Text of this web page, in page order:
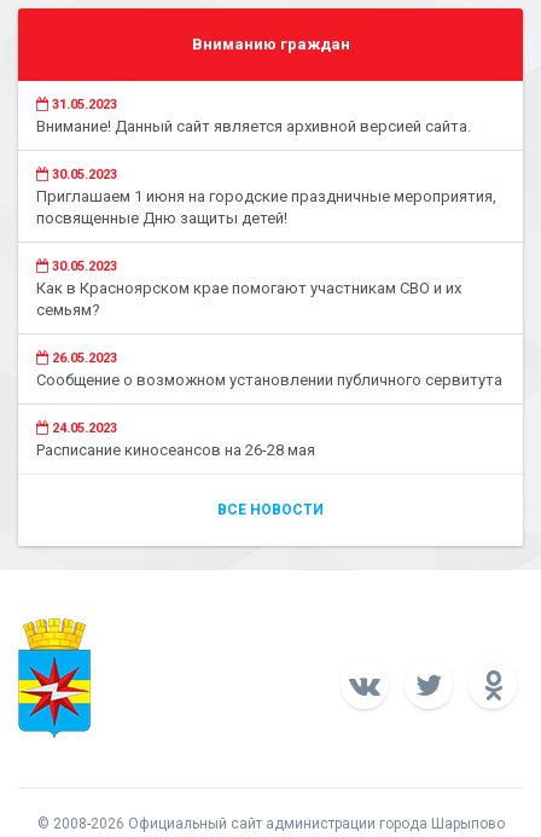
Вниманию граждан
31.05.2023
Внимание! Данный сайт является архивной версией сайта.
30.05.2023
Приглашаем 1 июня на городские праздничные мероприятия,
посвященные Дню защиты детей!
30.05.2023
Как в Красноярском крае помогают участникам СВО и их
семьям?
26.05.2023
Сообщение о возможном установлении публичного сервитута
24.05.2023
Расписание киносеансов на 26-28 мая
ВСЕ НОВОСТИ
© 2008-2026 Официальный сайт администрации города Шарыпово